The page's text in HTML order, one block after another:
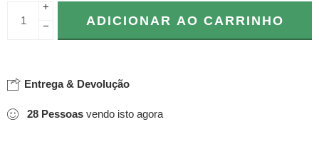
+
−
ADICIONAR AO CARRINHO
Entrega & Devolução
28 Pessoas vendo isto agora